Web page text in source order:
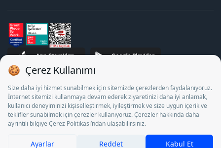
STJ İnsan Kaynakları Bilişim ve Danışmanlık A.Ş. Özel İstihdam
Bürosu Olarak 13/05/2025 - 12/05/2028 tarihleri arasında
faaliyette bulunmak üzere, Türkiye İş Kurumu tarafından
18/04/2025 tarih ve 18095710 sayılı karar uyarınca 1078 nolu
belge ile faaliyet göstermektedir. 4904 sayılı kanun uyarınca iş